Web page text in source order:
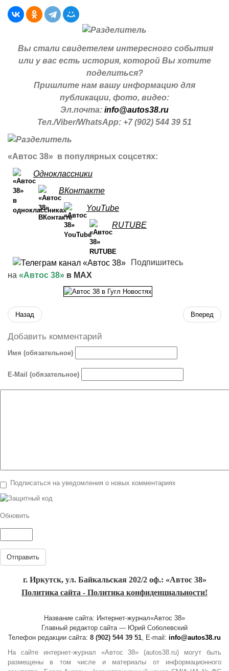
Вы стали свидетелем интересного события
или у вас есть история, которой Вы хотите
поделиться?
Пришлите нам вашу информацию для
публикации, фото, видео:
Эл.почта: info@autos38.ru
Тел./Viber/WhatsApp: +7 (902) 544 39 51
«Автос 38» в популярных соцсетях:
Одноклассники
ВКонтакте
YouTube
RUTUBE
Подпишитесь
на «Автос 38» в MAX
Назад Вперед
Добавить комментарий
Имя (обязательное)
E-Mail (обязательное)
Подписаться на уведомления о новых комментариях
Обновить
Отправить
г. Иркутск, ул. Байкальская 202/2 оф.: «Автос 38»
Политика сайта - Политика конфиденциальности!
Название сайта: Интернет-журнал«Автос 38»
Главный редактор сайта — Юрий Соболевский
Телефон редакции сайта: 8 (902) 544 39 51, E-mail: info@autos38.ru
На сайте интернет-журнал «Автос 38» (autos38.ru) могут быть
размещены в том числе и материалы от информационного